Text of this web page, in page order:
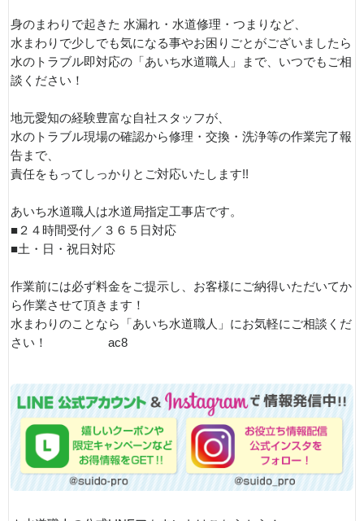
身のまわりで起きた 水漏れ・水道修理・つまりなど、
水まわりで少しでも気になる事やお困りごとがございましたら
水のトラブル即対応の「あいち水道職人」まで、いつでもご相
談ください！
地元愛知の経験豊富な自社スタッフが、
水のトラブル現場の確認から修理・交換・洗浄等の作業完了報
告まで、
責任をもってしっかりとご対応いたします!!
あいち水道職人は水道局指定工事店です。
■２４時間受付／３６５日対応
■土・日・祝日対応
作業前には必ず料金をご提示し、お客様にご納得いただいてか
ら作業させて頂きます！
水まわりのことなら「あいち水道職人」にお気軽にご相談くだ
さい！ ac8